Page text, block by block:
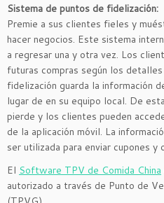
Sistema de puntos de fidelización:
Premie a sus clientes fieles y
hacer negocios. Este sistema
a regresar una y otra vez. Los
futuras compras según los
fidelización guarda la información
lugar de en su equipo local. De
pierde y los clientes pueden
de la aplicación móvil. La
ser utilizada para enviar cupones
El Software TPV de Comida China
autorizado a través de Punto de